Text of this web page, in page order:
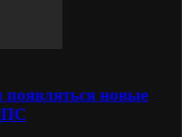
новые